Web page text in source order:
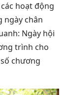
hoạt động
ngày chân
Ngày hội
trình cho
chương